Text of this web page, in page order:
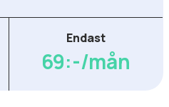
Endast
69:-/mån